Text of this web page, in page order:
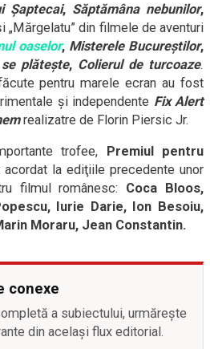
Șaptecai, Săptămâna nebunilor,
„Mărgelatu” din filmele de aventuri
oaselor, Misterele Bucureștilor,
plătește, Colierul de turcoaze.
pentru marele ecran au fost
și independente Fix Alert
realizatre de Florin Piersic Jr.
trofee, Premiul pentru
la ediţiile precedente unor
filmul românesc: Coca Bloos,
Iurie Darie, Ion Besoiu,
Moraru, Jean Constantin.
conexe
a subiectului, urmărește
din același flux editorial.